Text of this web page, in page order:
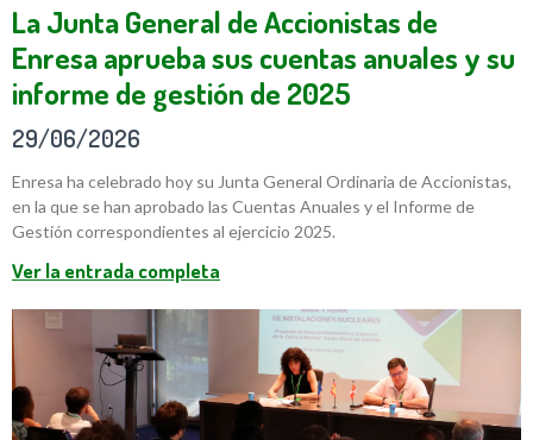
La Junta General de Accionistas de
Enresa aprueba sus cuentas anuales y su
informe de gestión de 2025
29/06/2026
Enresa ha celebrado hoy su Junta General Ordinaria de Accionistas,
en la que se han aprobado las Cuentas Anuales y el Informe de
Gestión correspondientes al ejercicio 2025.
Ver la entrada completa